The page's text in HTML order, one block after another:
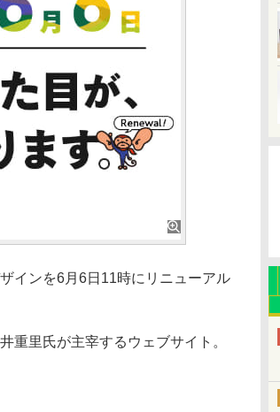
インを6月6日11時にリニューアル
里氏が主宰するウェブサイト。